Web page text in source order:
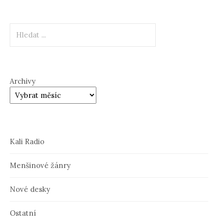
Archivy
Kali Radio
Menšinové žánry
Nové desky
Ostatní